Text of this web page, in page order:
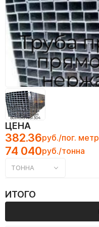
ЦЕНА
382.36руб./пог. метр
74 040руб./тонна
ТОННА
ИТОГО